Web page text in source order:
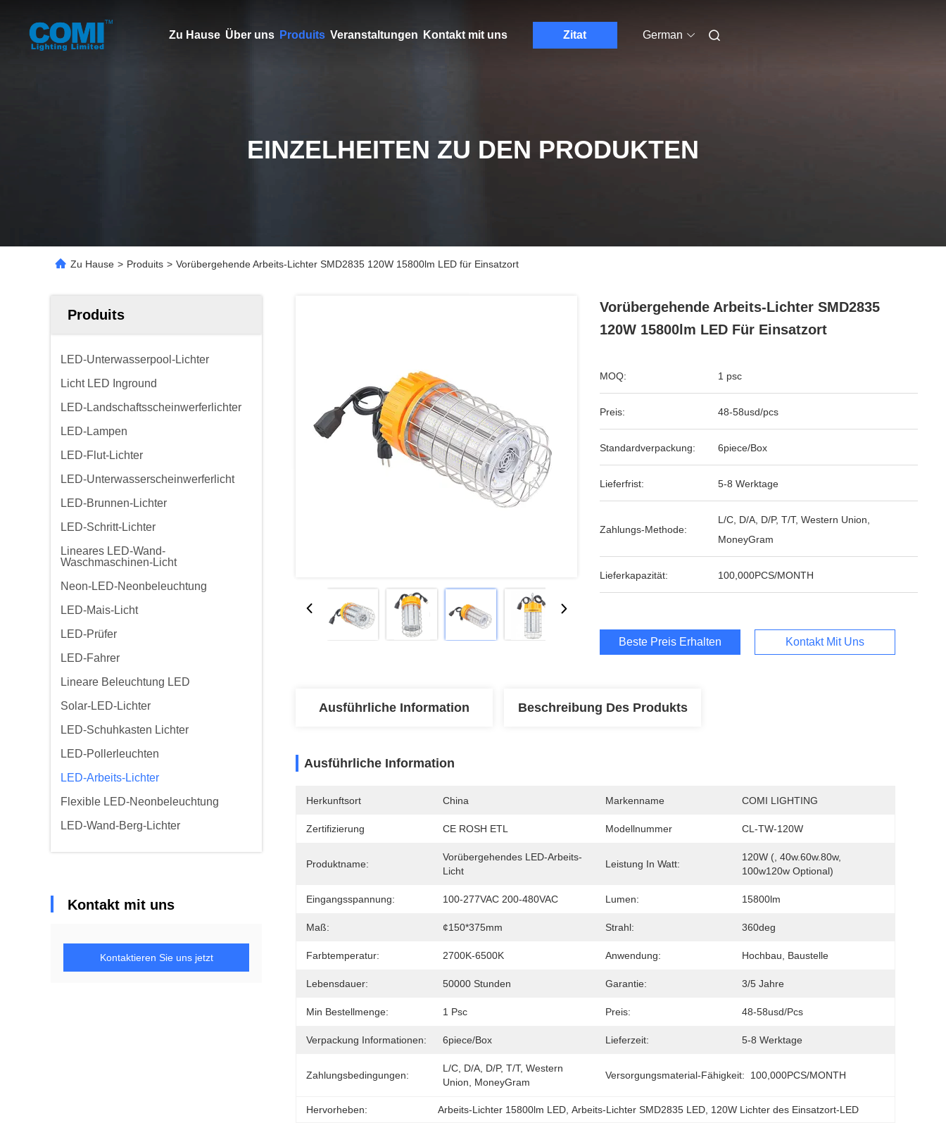
Zu Hause Über uns Produits Veranstaltungen Kontakt mit uns Zitat German
EINZELHEITEN ZU DEN PRODUKTEN
Zu Hause > Produits > Vorübergehende Arbeits-Lichter SMD2835 120W 15800lm LED für Einsatzort
Produits
LED-Unterwasserpool-Lichter
Licht LED Inground
LED-Landschaftsscheinwerferlichter
LED-Lampen
LED-Flut-Lichter
LED-Unterwasserscheinwerferlicht
LED-Brunnen-Lichter
LED-Schritt-Lichter
Lineares LED-Wand-
Waschmaschinen-Licht
Neon-LED-Neonbeleuchtung
LED-Mais-Licht
LED-Prüfer
LED-Fahrer
Lineare Beleuchtung LED
Solar-LED-Lichter
LED-Schuhkasten Lichter
LED-Pollerleuchten
LED-Arbeits-Lichter
Flexible LED-Neonbeleuchtung
LED-Wand-Berg-Lichter
Kontakt mit uns
Kontaktieren Sie uns jetzt
Vorübergehende Arbeits-Lichter SMD2835
120W 15800lm LED Für Einsatzort
MOQ: 1 psc
Preis: 48-58usd/pcs
Standardverpackung: 6piece/Box
Lieferfrist: 5-8 Werktage
Zahlungs-Methode:
L/C, D/A, D/P, T/T, Western Union,
MoneyGram
Lieferkapazität: 100,000PCS/MONTH
Beste Preis Erhalten Kontakt Mit Uns
Ausführliche Information Beschreibung Des Produkts
Ausführliche Information
Herkunftsort China Markenname COMI LIGHTING
Zertifizierung CE ROSH ETL Modellnummer CL-TW-120W
Produktname:
Vorübergehendes LED-Arbeits-
Licht
Leistung In Watt:
120W (, 40w.60w.80w,
100w120w Optional)
Eingangsspannung: 100-277VAC 200-480VAC Lumen: 15800lm
Maß: ¢150*375mm Strahl: 360deg
Farbtemperatur: 2700K-6500K Anwendung: Hochbau, Baustelle
Lebensdauer: 50000 Stunden Garantie: 3/5 Jahre
Min Bestellmenge: 1 Psc Preis: 48-58usd/pcs
Verpackung Informationen: 6piece/Box Lieferzeit: 5-8 Werktage
Zahlungsbedingungen:
L/C, D/A, D/P, T/T, Western
Union, MoneyGram
Versorgungsmaterial-Fähigkeit: 100,000PCS/MONTH
Hervorheben: Arbeits-Lichter 15800lm LED , Arbeits-Lichter SMD2835 LED 120W Lichter des Einsatzort-LED